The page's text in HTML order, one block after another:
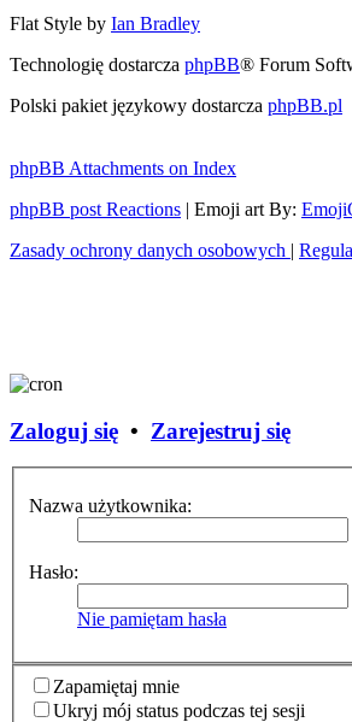
Flat Style by Ian Bradley
Technologię dostarcza phpBB® Forum
Polski pakiet językowy dostarcza phpBB.pl
phpBB Attachments on Index
phpBB post Reactions | Emoji art By:
Zasady ochrony danych osobowych |
Zaloguj się • Zarejestruj się
Nazwa użytkownika:
Hasło:
Nie pamiętam hasła
Zapamiętaj mnie
Ukryj mój status podczas tej sesji